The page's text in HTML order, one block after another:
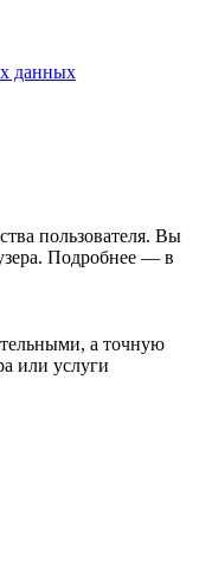
данных
пользователя. Вы
Подробнее — в
а точную
или услуги